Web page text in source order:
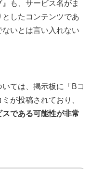
も、サービス名がま
したコンテンツであ
いとは言い入れない
ては、掲示板に「Bコ
が投稿されており、
である可能性が非常